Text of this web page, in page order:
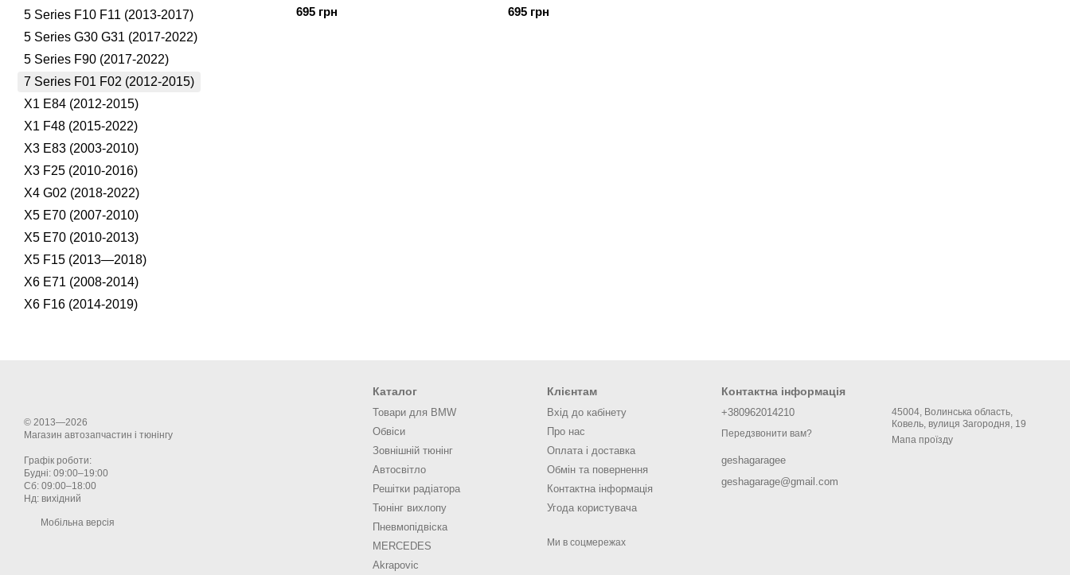
695 грн
695 грн
5 Series F10 F11 (2013-2017)
5 Series G30 G31 (2017-2022)
5 Series F90 (2017-2022)
7 Series F01 F02 (2012-2015)
X1 E84 (2012-2015)
X1 F48 (2015-2022)
X3 E83 (2003-2010)
X3 F25 (2010-2016)
X4 G02 (2018-2022)
X5 E70 (2007-2010)
X5 E70 (2010-2013)
X5 F15 (2013—2018)
X6 E71 (2008-2014)
X6 F16 (2014-2019)
© 2013—2026
Магазин автозапчастин і тюнінгу
Графік роботи:
Будні: 09:00–19:00
Сб: 09:00–18:00
Нд: вихідний
Мобільна версія
Каталог
Товари для BMW
Обвіси
Зовнішній тюнінг
Автосвітло
Решітки радіатора
Тюнінг вихлопу
Пневмопідвіска
MERCEDES
Akrapovic
Клієнтам
Вхід до кабінету
Про нас
Оплата і доставка
Обмін та повернення
Контактна інформація
Угода користувача
Ми в соцмережах
Контактна інформація
+380962014210
Передзвонити вам?
geshagaragee
geshagarage@gmail.com
45004, Волинська область,
Ковель, вулиця Загородня, 19
Мапа проїзду